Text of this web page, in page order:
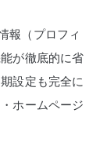
報（プロフィ
が徹底的に省
設定も完全に
ホームページ